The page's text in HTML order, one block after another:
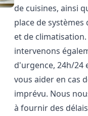
de cuisines, ainsi
place de systèmes
et de
intervenons
d'urgence, 24h/24
vous aider en cas
imprévu. Nous
à fournir des délais